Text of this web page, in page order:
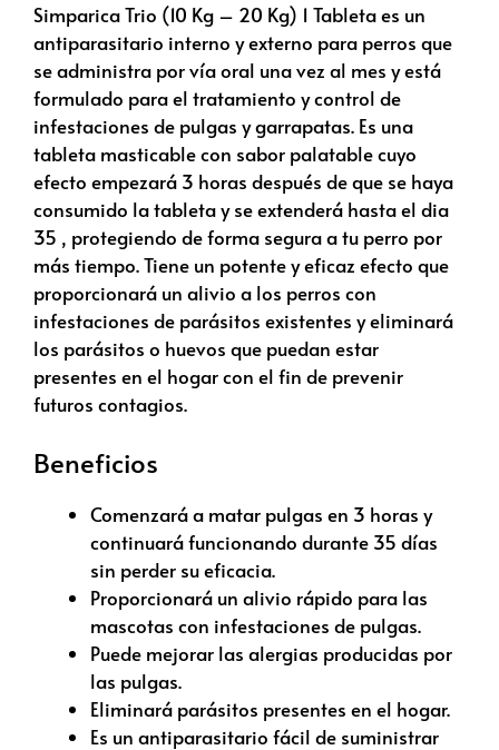
Simparica Trio (10 Kg – 20 Kg) 1 Tableta es un
antiparasitario interno y externo para perros que
se administra por vía oral una vez al mes y está
formulado para el tratamiento y control de
infestaciones de pulgas y garrapatas. Es una
tableta masticable con sabor palatable cuyo
efecto empezará 3 horas después de que se haya
consumido la tableta y se extenderá hasta el dia
35 , protegiendo de forma segura a tu perro por
más tiempo. Tiene un potente y eficaz efecto que
proporcionará un alivio a los perros con
infestaciones de parásitos existentes y eliminará
los parásitos o huevos que puedan estar
presentes en el hogar con el fin de prevenir
futuros contagios.
Beneficios
Comenzará a matar pulgas en 3 horas y
continuará funcionando durante 35 días
sin perder su eficacia.
Proporcionará un alivio rápido para las
mascotas con infestaciones de pulgas.
Puede mejorar las alergias producidas por
las pulgas.
Eliminará parásitos presentes en el hogar.
Es un antiparasitario fácil de suministrar